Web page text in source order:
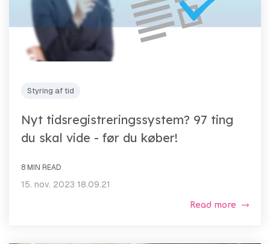
Styring af tid
Nyt tidsregistreringssystem? 97 ting
du skal vide - før du køber!
8 MIN READ
15. nov. 2023 18.09.21
Read more